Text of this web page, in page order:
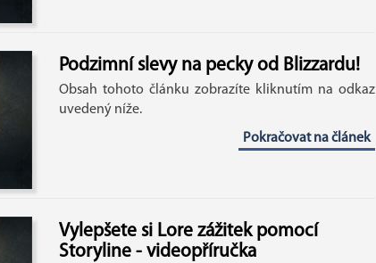
Podzimní slevy na pecky od Blizzardu!
Obsah tohoto článku zobrazíte kliknutím na odkaz
uvedený níže.
Pokračovat na článek
Vylepšete si Lore zážitek pomocí
Storyline - videopříručka